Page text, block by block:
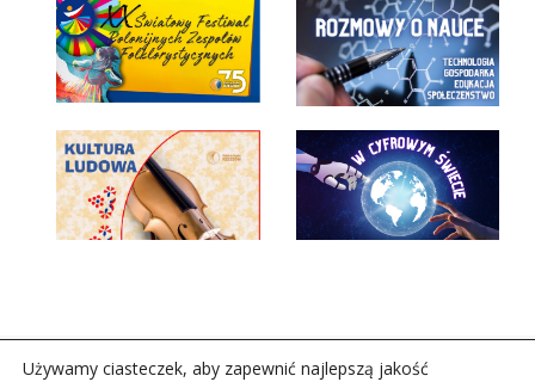
Używamy ciasteczek, aby zapewnić najlepszą jakość